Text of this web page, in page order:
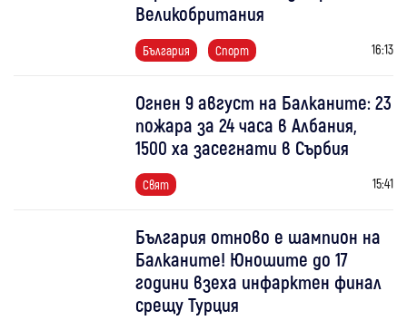
Великобритания
България Спорт 16:13
Огнен 9 август на Балканите: 23
пожара за 24 часа в Албания,
1500 ха засегнати в Сърбия
Свят 15:41
България отново е шампион на
Балканите! Юношите до 17
години взеха инфарктен финал
срещу Турция